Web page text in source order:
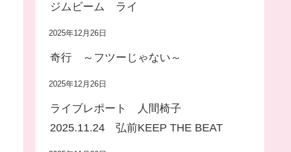
ジムビーム ライ
2025年12月26日
奇行 ～フツーじゃない～
2025年12月26日
ライブレポート 人間椅子
2025.11.24 弘前KEEP THE BEAT